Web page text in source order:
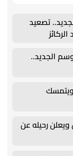
تصعيد
الجديد..
ويتمسك
رحيله عن